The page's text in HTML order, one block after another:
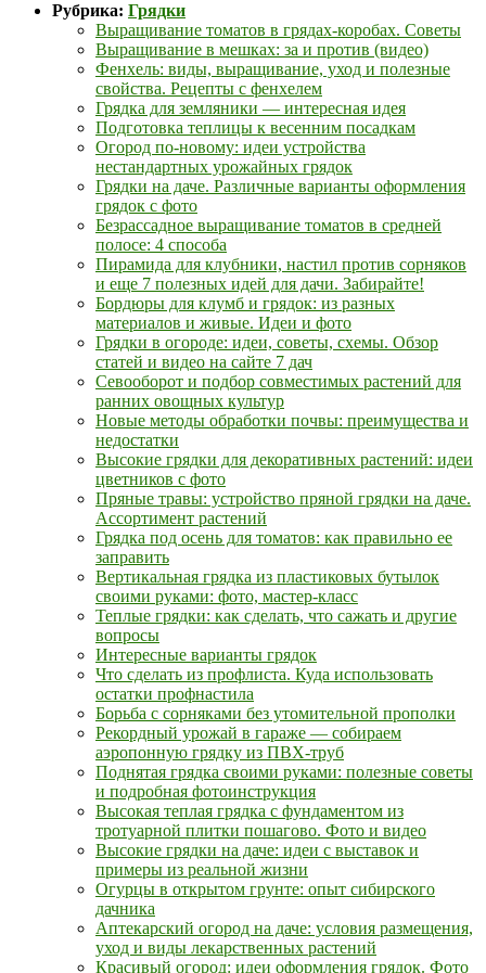
Рубрика: Грядки
Выращивание томатов в грядах-коробах. Советы
Выращивание в мешках: за и против (видео)
Фенхель: виды, выращивание, уход и полезные
свойства. Рецепты с фенхелем
Грядка для земляники — интересная идея
Подготовка теплицы к весенним посадкам
Огород по-новому: идеи устройства
нестандартных урожайных грядок
Грядки на даче. Различные варианты оформления
грядок с фото
Безрассадное выращивание томатов в средней
полосе: 4 способа
Пирамида для клубники, настил против сорняков
и еще 7 полезных идей для дачи. Забирайте!
Бордюры для клумб и грядок: из разных
материалов и живые. Идеи и фото
Грядки в огороде: идеи, советы, схемы. Обзор
статей и видео на сайте 7 дач
Севооборот и подбор совместимых растений для
ранних овощных культур
Новые методы обработки почвы: преимущества и
недостатки
Высокие грядки для декоративных растений: идеи
цветников с фото
Пряные травы: устройство пряной грядки на даче.
Ассортимент растений
Грядка под осень для томатов: как правильно ее
заправить
Вертикальная грядка из пластиковых бутылок
своими руками: фото, мастер-класс
Теплые грядки: как сделать, что сажать и другие
вопросы
Интересные варианты грядок
Что сделать из профлиста. Куда использовать
остатки профнастила
Борьба с сорняками без утомительной прополки
Рекордный урожай в гараже — собираем
аэропонную грядку из ПВХ-труб
Поднятая грядка своими руками: полезные советы
и подробная фотоинструкция
Высокая теплая грядка с фундаментом из
тротуарной плитки пошагово. Фото и видео
Высокие грядки на даче: идеи с выставок и
примеры из реальной жизни
Огурцы в открытом грунте: опыт сибирского
дачника
Аптекарский огород на даче: условия размещения,
уход и виды лекарственных растений
Красивый огород: идеи оформления грядок. Фото